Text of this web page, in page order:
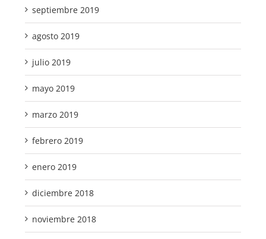
septiembre 2019
agosto 2019
julio 2019
mayo 2019
marzo 2019
febrero 2019
enero 2019
diciembre 2018
noviembre 2018